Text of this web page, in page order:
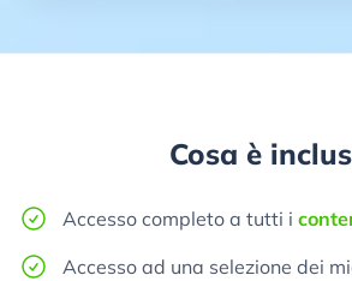
Cosa è
Accesso completo a tutti i
Accesso ad una selezione dei